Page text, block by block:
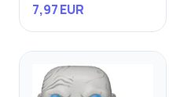
7,97 EUR